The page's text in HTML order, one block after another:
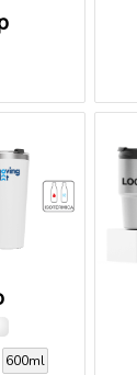
600ml